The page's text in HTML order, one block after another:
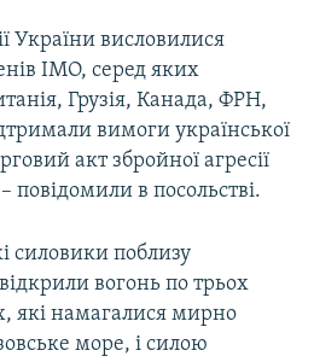
України висловилися
ІМО, серед яких
Грузія, Канада, ФРН,
вимоги української
акт збройної агресії
повідомили в посольстві.
силовики поблизу
вогонь по трьох
які намагалися мирно
море, і силою